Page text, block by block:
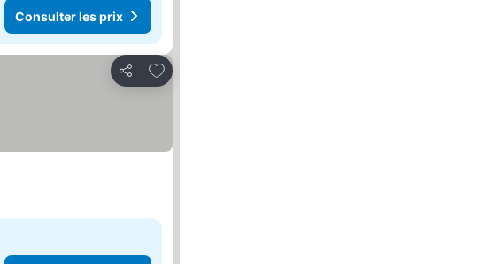
Consulter les prix
Partager
Ajouter à mes favoris